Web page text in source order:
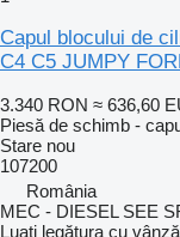
Capul blocului de
C4 C5 JUMPY
3.340 RON ≈ 636,60
Piesă de schimb -
Stare nou
107200
România
MEC - DIESEL SEE
Luați legătura cu